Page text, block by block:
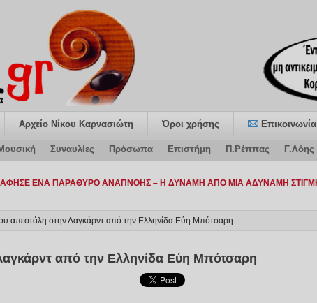
Αρχείο Νίκου Καρνασιώτη Όροι χρήσης Επικοινωνία
Συναυλίες Πρόσωπα Επιστήμη Π.Ρέππας Γ.Λόης
απεστάλη στην Λαγκάρντ από την Ελληνίδα Εύη Μπότσαρη
από την Ελληνίδα Εύη Μπότσαρη